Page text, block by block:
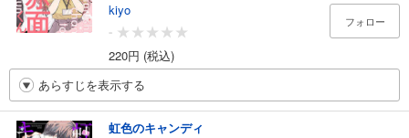
kiyo
-
220円 (税込)
フォロー
あらすじを表示する
虹色のキャンディ